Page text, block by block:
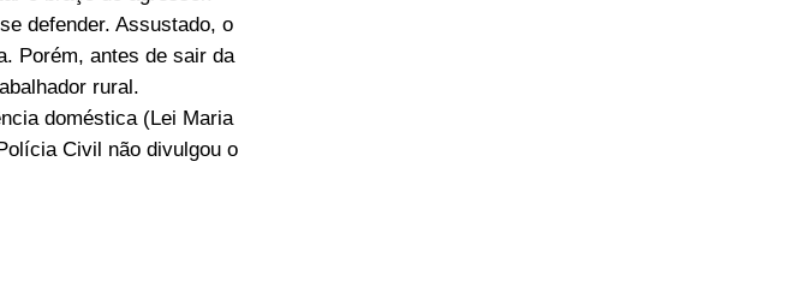
defender. Assustado, o
Porém, antes de sair da
rural.
doméstica (Lei Maria
Civil não divulgou o